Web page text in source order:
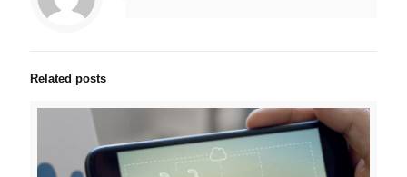
Related posts